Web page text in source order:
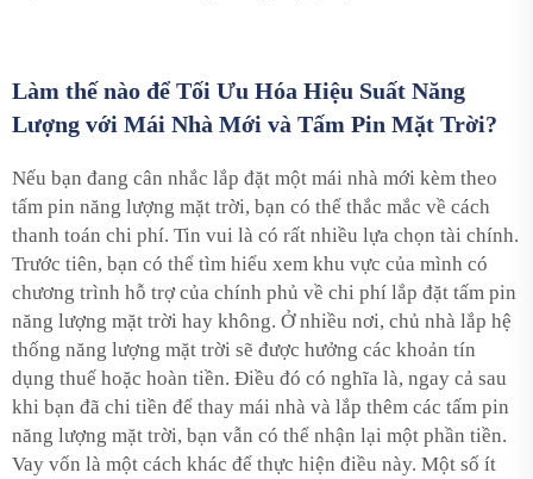
Làm thế nào để Tối Ưu Hóa Hiệu Suất Năng
Lượng với Mái Nhà Mới và Tấm Pin Mặt Trời?
Nếu bạn đang cân nhắc lắp đặt một mái nhà mới kèm theo
tấm pin năng lượng mặt trời, bạn có thể thắc mắc về cách
thanh toán chi phí. Tin vui là có rất nhiều lựa chọn tài chính.
Trước tiên, bạn có thể tìm hiểu xem khu vực của mình có
chương trình hỗ trợ của chính phủ về chi phí lắp đặt tấm pin
năng lượng mặt trời hay không. Ở nhiều nơi, chủ nhà lắp hệ
thống năng lượng mặt trời sẽ được hưởng các khoản tín
dụng thuế hoặc hoàn tiền. Điều đó có nghĩa là, ngay cả sau
khi bạn đã chi tiền để thay mái nhà và lắp thêm các tấm pin
năng lượng mặt trời, bạn vẫn có thể nhận lại một phần tiền.
Vay vốn là một cách khác để thực hiện điều này. Một số ít